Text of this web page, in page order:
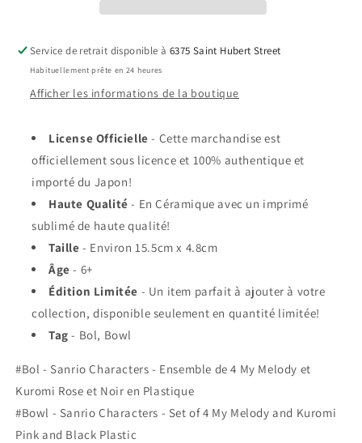
4
My
Melody
Rose
et
Noir
Plastique
4
My
Melody
Rose
et
Noir
en
Plastique
Service de retrait disponible à 6375 Saint Hubert Street
Habituellement prête en 24 heures
Afficher les informations de la boutique
License Officielle - Cette marchandise est
officiellement sous licence et 100% authentique et
importé du Japon!
Haute Qualité - En Céramique avec un imprimé
sublimé de haute qualité!
Taille - Environ 15.5cm x 4.8cm
Âge - 6+
Édition Limitée - Un item parfait à ajouter à votre
collection, disponible seulement en quantité limitée!
Tag - Bol, Bowl
#Bol - Sanrio Characters - Ensemble de 4 My Melody et
Kuromi Rose et Noir en Plastique
#Bowl - Sanrio Characters - Set of 4 My Melody and Kuromi
Pink and Black Plastic